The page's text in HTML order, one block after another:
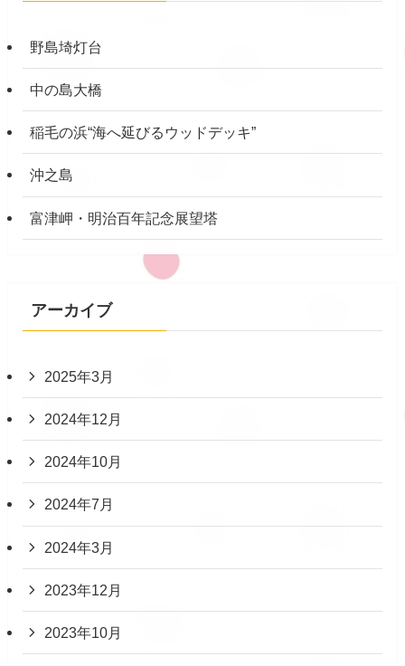
野島埼灯台
中の島大橋
稲毛の浜“海へ延びるウッドデッキ”
沖之島
富津岬・明治百年記念展望塔
アーカイブ
2025年3月
2024年12月
2024年10月
2024年7月
2024年3月
2023年12月
2023年10月